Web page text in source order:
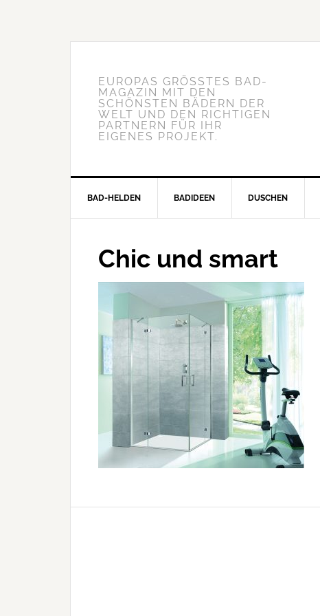
EUROPAS GRÖSSTES BAD-M
AGAZIN MIT DEN S
CHÖNSTEN BÄDERN DER W
ELT UND DEN RICHTIGEN P
ARTNERN FÜR IHR E
IGENES PROJEKT.
BAD-HELDEN BADIDEEN DUSCHEN
Chic und smart